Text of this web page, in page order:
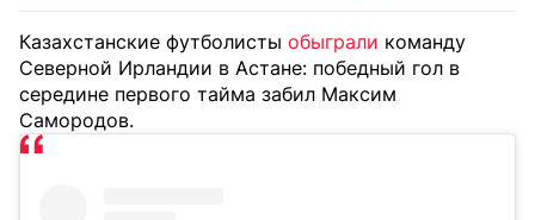
Казахстанские футболисты обыграли команду
Северной Ирландии в Астане: победный гол в
середине первого тайма забил Максим
Самородов.